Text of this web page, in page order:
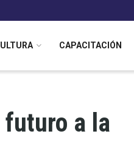
CAPACITACIÓN
futuro a la